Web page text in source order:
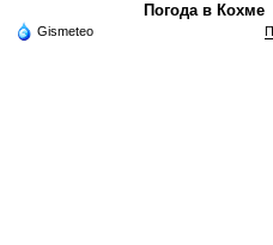
Погода в Кохме
Gismeteo